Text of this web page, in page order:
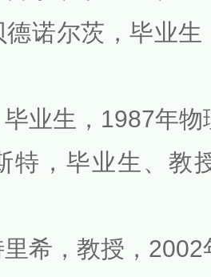
德诺尔茨，毕业
毕业生，1987年
特，毕业生、教
里希，教授，